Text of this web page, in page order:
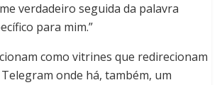
verdadeiro seguida da palavra
para mim.”
como vitrines que redirecionam
onde há, também, um